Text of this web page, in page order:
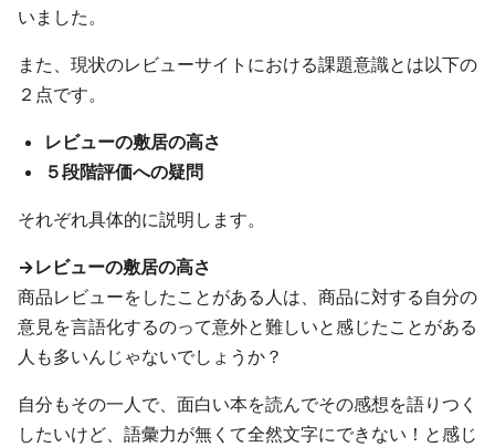
いました。
また、現状のレビューサイトにおける課題意識とは以下の
２点です。
レビューの敷居の高さ
５段階評価への疑問
それぞれ具体的に説明します。
->レビューの敷居の高さ
商品レビューをしたことがある人は、商品に対する自分の
意見を言語化するのって意外と難しいと感じたことがある
人も多いんじゃないでしょうか？
自分もその一人で、面白い本を読んでその感想を語りつく
したいけど、語彙力が無くて全然文字にできない！と感じ